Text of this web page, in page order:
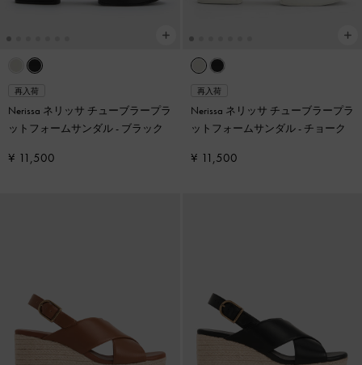
再入荷
Nerissa ネリッサ チューブラープラ
ットフォームサンダル- ブラック
¥ 11,500
再入荷
Nerissa ネリッサ チューブラープラ
ットフォームサンダル- チョーク
¥ 11,500